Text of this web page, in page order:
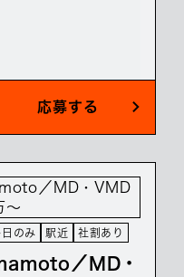
応募する
のみ 駅近 社割あり
／MD・